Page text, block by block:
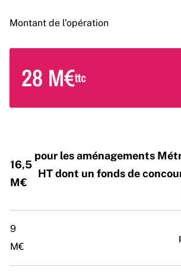
Montant de l'opération
28 M€ttc
16,5
M€
pour les aménagements
HT dont un fonds de
9
M€